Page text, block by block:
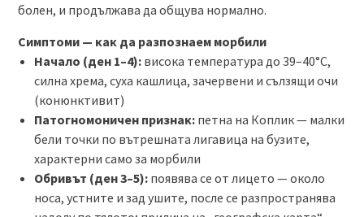
болен, и продължава да общува нормално.
Симптоми — как да разпознаем морбили
Начало (ден 1–4):висока температура до 39–40°C,
силна хрема, суха кашлица, зачервени и сълзящи очи
(конюнктивит)
Патогномоничен признак:петна на Коплик — малки
бели точки по вътрешната лигавица на бузите,
характерни само за морбили
Обривът (ден 3–5):появява се от лицето — около
носа, устните и зад ушите, после се разпространява